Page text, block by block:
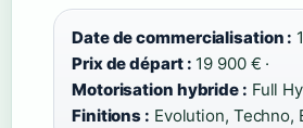
Date de commercialisation :
Prix de départ : 19 900 € ·
Motorisation hybride : Full
Finitions : Evolution, Techno,